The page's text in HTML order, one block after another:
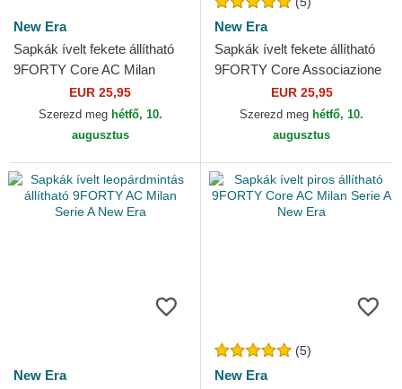
New Era
Sapkák ívelt fekete állítható
9FORTY Core AC Milan
Serie A New Era
EUR 25,95
Szerezd meg hétfő, 10.
augusztus
New Era
Sapkák ívelt fekete állítható
9FORTY Core Associazione
Sportiva Roma Serie A New
EUR 25,95
Szerezd meg hétfő, 10.
augusztus
New Era
(5)
New Era